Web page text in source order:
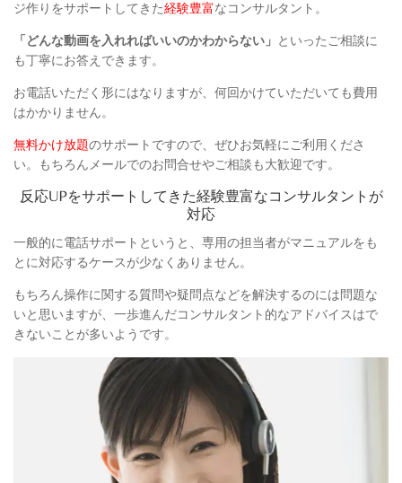
ジ作りをサポートしてきた経験豊富なコンサルタント。
「どんな動画を入れればいいのかわからない」 といったご相談に
も丁寧にお答えできます。
お電話いただく形にはなりますが、何回かけていただいても費用
はかかりません。
無料かけ放題のサポートですので、ぜひお気軽にご利用くださ
い。もちろんメールでのお問合せやご相談も大歓迎です。
反応UPをサポートしてきた経験豊富なコンサルタントが
対応
一般的に電話サポートというと、専用の担当者がマニュアルをも
とに対応するケースが少なくありません。
もちろん操作に関する質問や疑問点などを解決するのには問題な
いと思いますが、一歩進んだコンサルタント的なアドバイスはで
きないことが多いようです。